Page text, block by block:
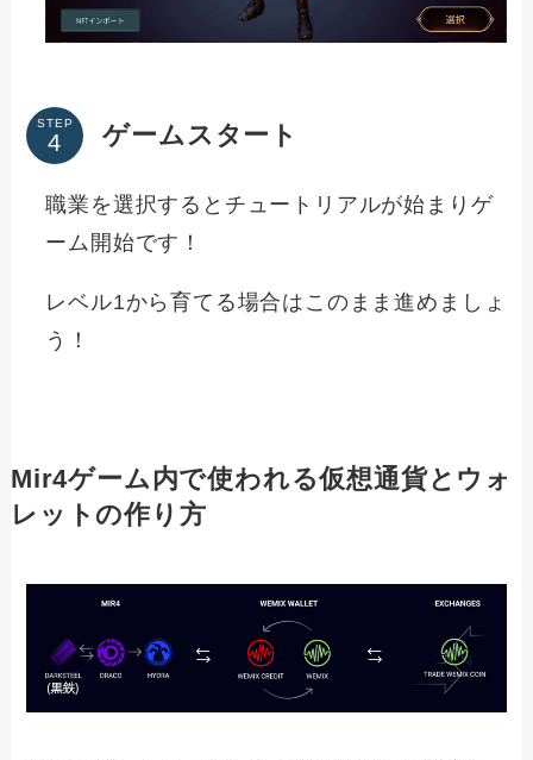
STEP ゲームスタート
職業を選択するとチュートリアルが始まりゲ
ーム開始です！
レベル1から育てる場合はこのまま進めましょ
う！
Mir4ゲーム内で使われる仮想通貨とウォ
レットの作り方